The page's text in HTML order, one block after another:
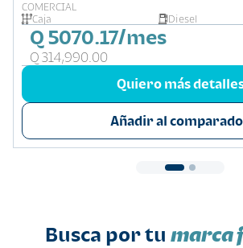
COMERCIAL
Caja
Diesel
Q 5070.17/mes
Q 314,990.00
Quiero más
Añadir al
Busca por tu marca